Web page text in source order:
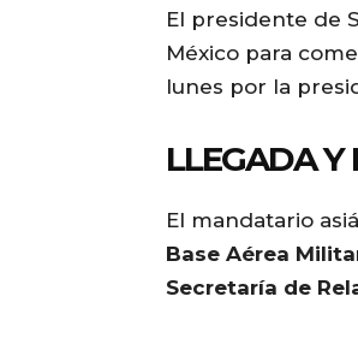
El presidente de
México para
lunes por la
LLEGADA Y
El mandatario
Base Aérea
Secretaría de